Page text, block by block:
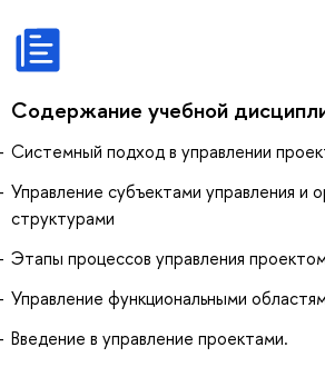
Содержание учебной
Системный подход в управлении
Управление субъектами управления и
структурами
Этапы процессов управления
Управление функциональными
Введение в управление проектами.